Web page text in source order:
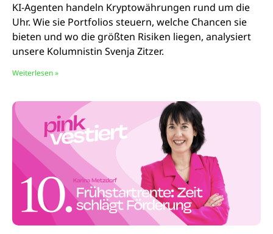
KI-Agenten handeln Kryptowährungen rund um die
Uhr. Wie sie Portfolios steuern, welche Chancen sie
bieten und wo die größten Risiken liegen, analysiert
unsere Kolumnistin Svenja Zitzer.
Weiterlesen »